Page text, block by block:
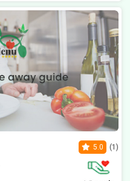
5.0 (1)